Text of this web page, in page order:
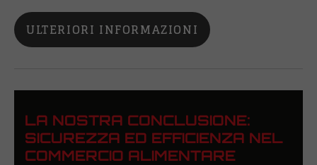
ULTERIORI INFORMAZIONI
LA NOSTRA CONCLUSIONE:
SICUREZZA ED EFFICIENZA NEL
COMMERCIO ALIMENTARE